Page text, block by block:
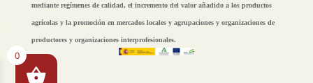
mediante regímenes de calidad, el incremento del valor añadido a los productos
agrícolas y la promoción en mercados locales y agrupaciones y organizaciones de
productores y organizaciones interprofesionales.
0